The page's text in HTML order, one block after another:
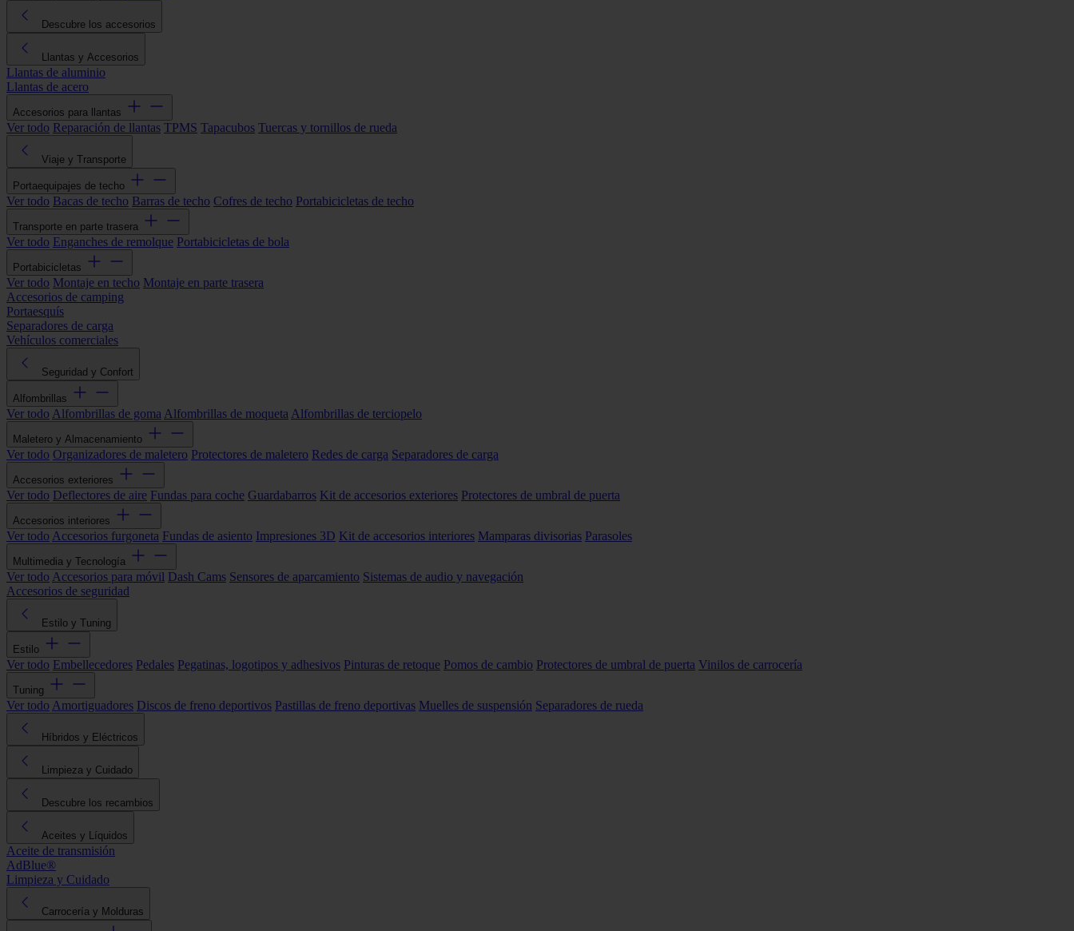
Descubre los accesorios
Llantas y Accesorios
Llantas de aluminio
Llantas de acero
Accesorios para llantas
Ver todo Reparación de llantas TPMS Tapacubos Tuercas y tornillos de rueda
Viaje y Transporte
Portaequipajes de techo
Ver todo Bacas de techo Barras de techo Cofres de techo Portabicicletas de techo
Transporte en parte trasera
Ver todo Enganches de remolque Portabicicletas de bola
Portabicicletas
Ver todo Montaje en techo Montaje en parte trasera
Accesorios de camping
Portaesquís
Separadores de carga
Vehículos comerciales
Seguridad y Confort
Alfombrillas
Ver todo Alfombrillas de goma Alfombrillas de moqueta Alfombrillas de terciopelo
Maletero y Almacenamiento
Ver todo Organizadores de maletero Protectores de maletero Redes de carga Separadores de carga
Accesorios exteriores
Ver todo Deflectores de aire Fundas para coche Guardabarros Kit de accesorios exteriores Protectores de umbral de puerta
Accesorios interiores
Ver todo Accesorios furgoneta Fundas de asiento Impresiones 3D Kit de accesorios interiores Mamparas divisorias Parasoles
Multimedia y Tecnología
Ver todo Accesorios para móvil Dash Cams Sensores de aparcamiento Sistemas de audio y navegación
Accesorios de seguridad
Estilo y Tuning
Estilo
Ver todo Embellecedores Pedales Pegatinas, logotipos y adhesivos Pinturas de retoque Pomos de cambio Protectores de umbral de puerta Vinilos de carrocería
Tuning
Ver todo Amortiguadores Discos de freno deportivos Pastillas de freno deportivas Muelles de suspensión Separadores de rueda
Híbridos y Eléctricos
Limpieza y Cuidado
Descubre los recambios
Aceites y Líquidos
Aceite de transmisión
AdBlue®
Limpieza y Cuidado
Carrocería y Molduras